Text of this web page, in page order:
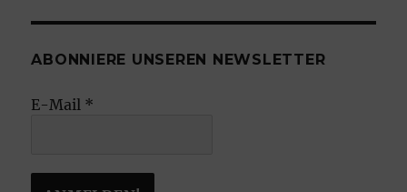
ABONNIERE UNSEREN NEWSLETTER
E-Mail *